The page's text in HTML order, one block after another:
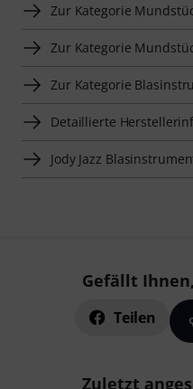
Zur Kategorie
Zur Kategorie
Zur Kategorie
Detaillierte
Jody Jazz
Gefällt
Teilen
Zuletzt